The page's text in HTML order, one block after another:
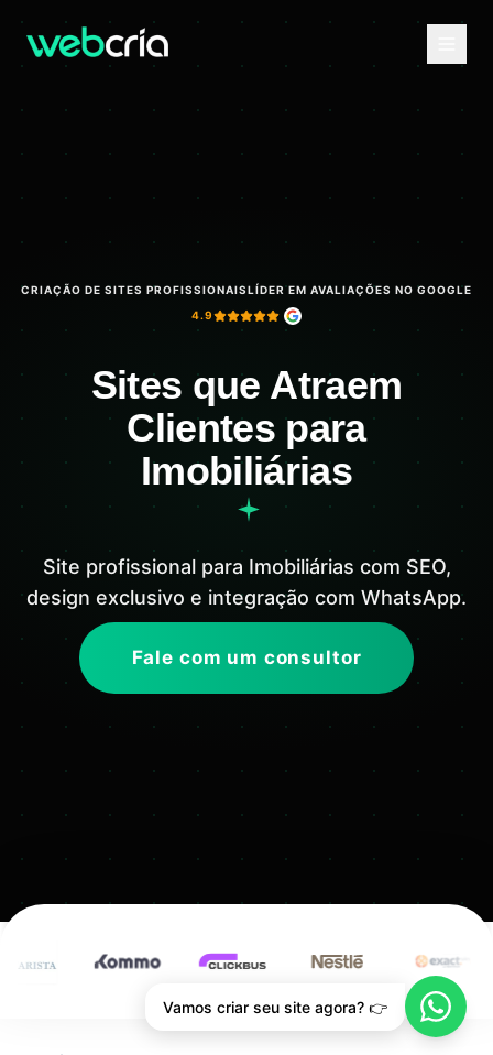
CRIAÇÃO DE SITES PROFISSIONAISLÍDER EM AVALIAÇÕES NO GOOGLE
4.9
Sites que Atraem
Clientes para
Imobiliárias
Site profissional para Imobiliárias com SEO,
design exclusivo e integração com WhatsApp.
Fale com um consultor
Vamos criar seu site agora? 👉